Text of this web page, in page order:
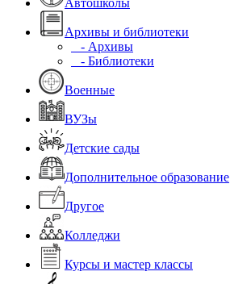
Автошколы
Архивы и библиотеки
- Архивы
- Библиотеки
Военные
ВУЗы
Детские сады
Дополнительное образование
Другое
Колледжи
Курсы и мастер классы